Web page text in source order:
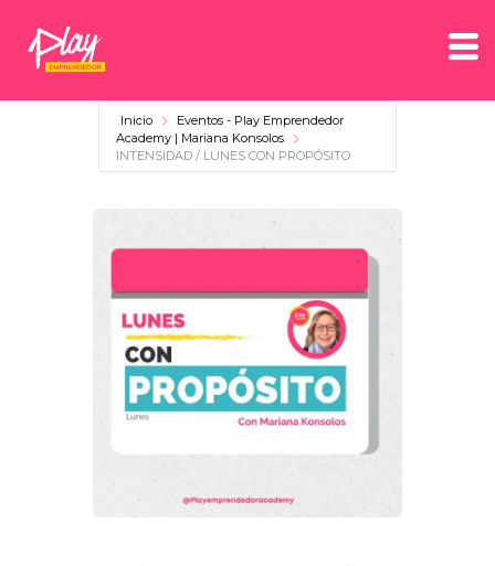
Inicio
Eventos - Play Emprendedor
Academy | Mariana Konsolos
INTENSIDAD / LUNES CON PROPÓSITO